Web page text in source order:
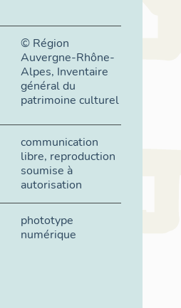
© Région
Auvergne-Rhône-
Alpes, Inventaire
général du
patrimoine culturel
communication
libre, reproduction
soumise à
autorisation
phototype
numérique